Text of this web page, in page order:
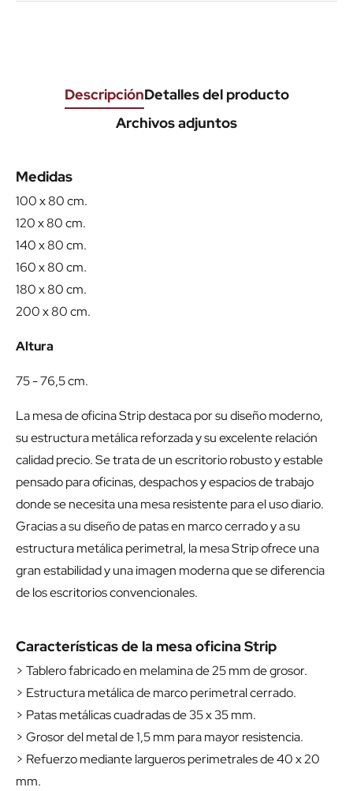
DescripciónDetalles del producto
Archivos adjuntos
Medidas
100 x 80 cm.
120 x 80 cm.
140 x 80 cm.
160 x 80 cm.
180 x 80 cm.
200 x 80 cm.
Altura
75 - 76,5 cm.
La mesa de oficina Strip destaca por su diseño moderno,
su estructura metálica reforzada y su excelente relación
calidad precio. Se trata de un escritorio robusto y estable
pensado para oficinas, despachos y espacios de trabajo
donde se necesita una mesa resistente para el uso diario.
Gracias a su diseño de patas en marco cerrado y a su
estructura metálica perimetral, la mesa Strip ofrece una
gran estabilidad y una imagen moderna que se diferencia
de los escritorios convencionales.
Características de la mesa oficina Strip
> Tablero fabricado en melamina de 25 mm de grosor.
> Estructura metálica de marco perimetral cerrado.
> Patas metálicas cuadradas de 35 x 35 mm.
> Grosor del metal de 1,5 mm para mayor resistencia.
> Refuerzo mediante largueros perimetrales de 40 x 20
mm.